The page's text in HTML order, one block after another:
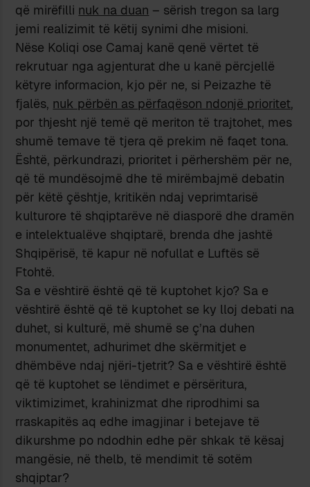
që mirëfilli nuk na duan – sërish tregon sa larg
jemi realizimit të këtij synimi dhe misioni.
Nëse Koliqi ose Camaj kanë qenë vërtet të
rekrutuar nga agjenturat dhe u kanë përcjellë
këtyre informacion, kjo për ne, si Peizazhe të
fjalës, nuk përbën as përfaqëson ndonjë prioritet,
por thjesht një temë që meriton të trajtohet, mes
shumë temave të tjera që prekim në faqet tona.
Është, përkundrazi, prioritet i përhershëm për ne,
që të mundësojmë dhe të mirëmbajmë debatin
për këtë çështje, kritikën ndaj veprimtarisë
kulturore të shqiptarëve në diasporë dhe dramën
e intelektualëve shqiptarë, brenda dhe jashtë
Shqipërisë, të kapur në nofullat e Luftës së
Ftohtë.
Sa e vështirë është që të kuptohet kjo? Sa e
vështirë është që të kuptohet se ky lloj debati na
duhet, si kulturë, më shumë se ç’na duhen
monumentet, adhurimet dhe skërmitjet e
dhëmbëve ndaj njëri-tjetrit? Sa e vështirë është
që të kuptohet se lëndimet e përsëritura,
viktimizimet, krahinizmat dhe riprodhimi sa
rraskapitës aq edhe imagjinar i betejave të
dikurshme po ndodhin edhe për shkak të kësaj
mangësie, në thelb, të mendimit të sotëm
shqiptar?